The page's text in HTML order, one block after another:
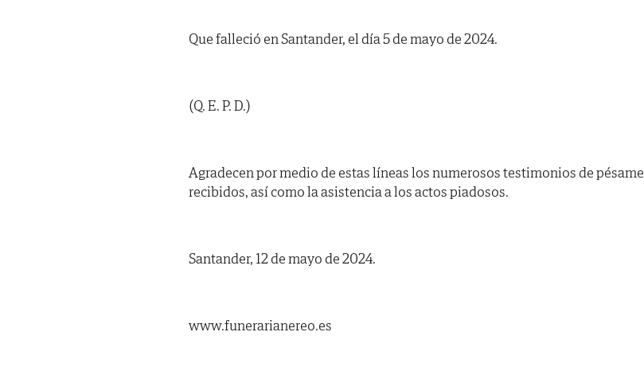
Que falleció en Santander, el día 5 de mayo de 2024.
(Q. E. P. D.)
Agradecen por medio de estas líneas los numerosos testimonios de pésame
recibidos, así como la asistencia a los actos piadosos.
Santander, 12 de mayo de 2024.
www.funerarianereo.es